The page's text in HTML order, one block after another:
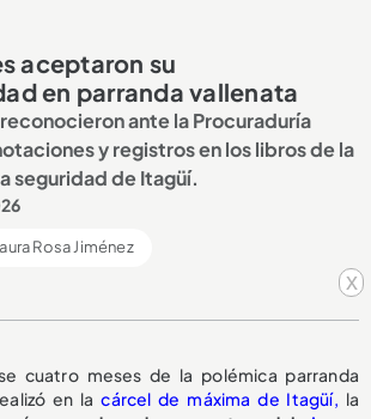
x
aceptaron su
en parranda vallenata
ante la Procuraduría
y registros en los libros de la
seguridad de Itagüí.
Rosa Jiménez
cuatro meses de la polémica parranda
en lacárcel de máxima de Itagüí, la